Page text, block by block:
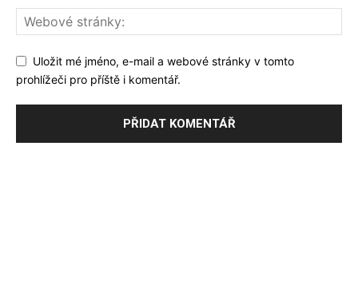
Uložit mé jméno, e-mail a webové stránky v tomto
prohlížeči pro příště i komentář.